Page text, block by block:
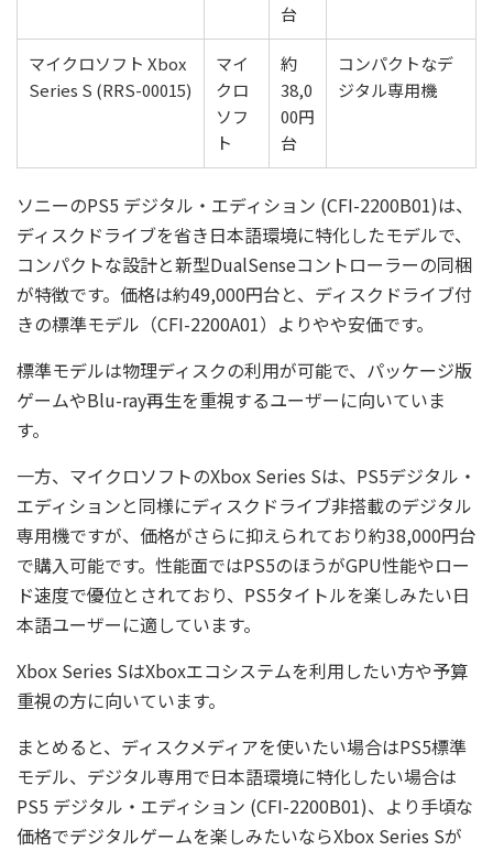
台
マイクロソフト Xbox
Series S (RRS-00015)
マイ
クロ
ソフ
ト
約
38,0
00円
台
コンパクトなデ
ジタル専用機
ソニーのPS5 デジタル・エディション (CFI-2200B01)は、
ディスクドライブを省き日本語環境に特化したモデルで、
コンパクトな設計と新型DualSenseコントローラーの同梱
が特徴です。価格は約49,000円台と、ディスクドライブ付
きの標準モデル（CFI-2200A01）よりやや安価です。
標準モデルは物理ディスクの利用が可能で、パッケージ版
ゲームやBlu-ray再生を重視するユーザーに向いていま
す。
一方、マイクロソフトのXbox Series Sは、PS5デジタル・
エディションと同様にディスクドライブ非搭載のデジタル
専用機ですが、価格がさらに抑えられており約38,000円台
で購入可能です。性能面ではPS5のほうがGPU性能やロー
ド速度で優位とされており、PS5タイトルを楽しみたい日
本語ユーザーに適しています。
Xbox Series SはXboxエコシステムを利用したい方や予算
重視の方に向いています。
まとめると、ディスクメディアを使いたい場合はPS5標準
モデル、デジタル専用で日本語環境に特化したい場合は
PS5 デジタル・エディション (CFI-2200B01)、より手頃な
価格でデジタルゲームを楽しみたいならXbox Series Sが